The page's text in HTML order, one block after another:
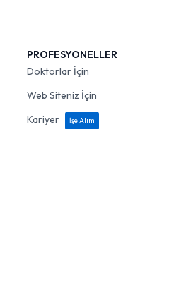
PROFESYONELLER
Doktorlar İçin
Web Siteniz İçin
Kariyer
İşe Alım